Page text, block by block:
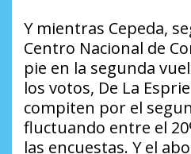
Y mientras Cepeda,
Centro Nacional de
pie en la segunda
los votos, De La
compiten por el
fluctuando entre el
las encuestas. Y el